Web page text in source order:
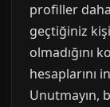
profiller
geçtiğiniz
olmadığını
hesaplarını
Unutmayın,